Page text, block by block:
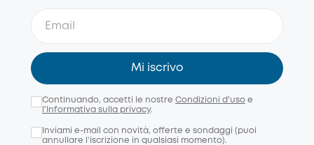
Mi iscrivo
Continuando, accetti le nostre Condizioni d'uso e
l'Informativa sulla privacy.
Inviami e-mail con novità, offerte e sondaggi (puoi
annullare l’iscrizione in qualsiasi momento).